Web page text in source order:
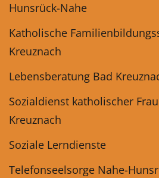
Hunsrück-Nahe
Katholische
Kreuznach
Lebensberatung Bad
Sozialdienst katholischer
Kreuznach
Soziale Lerndienste
Telefonseelsorge Nahe-